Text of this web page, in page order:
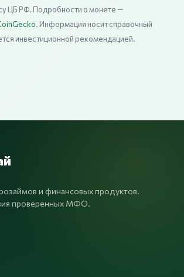
ЦБ РФ. Подробности о монете —
. Информация носит справочный
инвестиционной рекомендацией.
и финансовых продуктов.
проверенных МФО.